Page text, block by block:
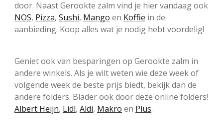
door. Naast Gerookte zalm vind je hier vandaag ook
NOS, Pizza, Sushi, Mango en Koffie in de
aanbieding. Koop alles wat je nodig hebt voordelig!
Geniet ook van besparingen op Gerookte zalm in
andere winkels. Als je wilt weten wie deze week of
volgende week de beste prijs biedt, bekijk dan de
andere folders. Blader ook door deze online folders!
Albert Heijn, Lidl, Aldi, Makro en Plus.